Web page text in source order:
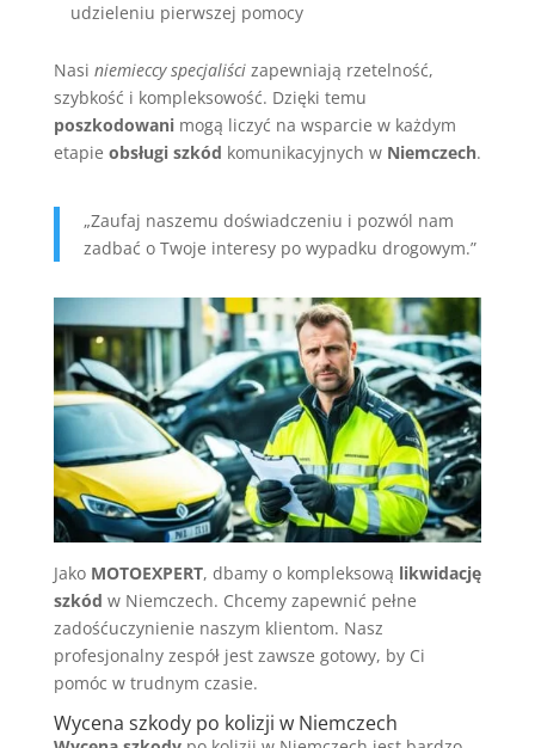
udzieleniu pierwszej pomocy
Nasi niemieccy specjaliścizapewniają rzetelność,
szybkość i kompleksowość. Dzięki temu
poszkodowanimogą liczyć na wsparcie w każdym
etapie obsługi szkód komunikacyjnych w Niemczech.
„Zaufaj naszemu doświadczeniu i pozwól nam
zadbać o Twoje interesy po wypadku drogowym.”
Jako MOTOEXPERT, dbamy o kompleksową likwidację
szkód w Niemczech. Chcemy zapewnić pełne
zadośćuczynienie naszym klientom. Nasz
profesjonalny zespół jest zawsze gotowy, by Ci
pomóc w trudnym czasie.
Wycena szkody po kolizji w Niemczech